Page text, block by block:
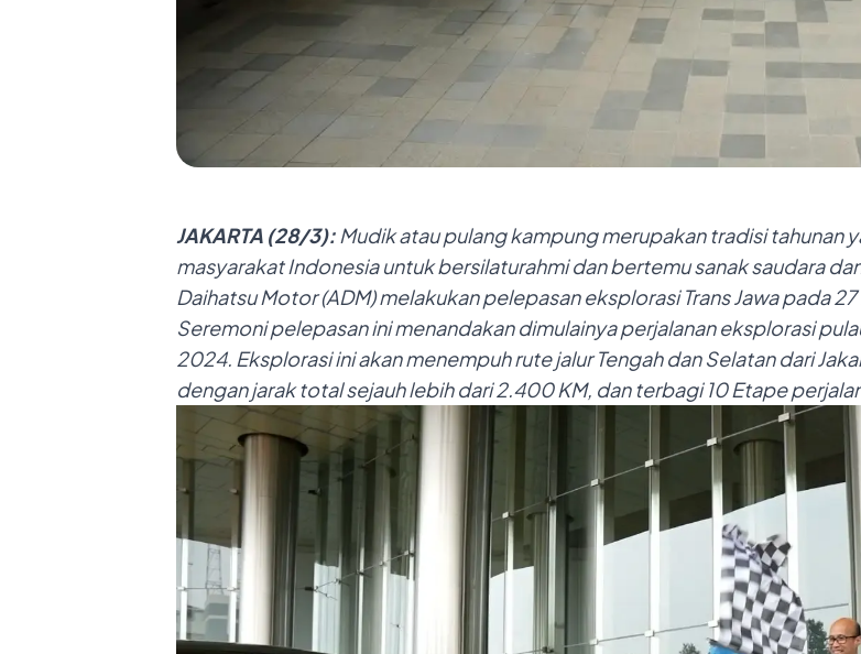
JAKARTA (28/3): Mudik atau pulang kampung merupakan tradisi
masyarakat Indonesia untuk bersilaturahmi dan bertemu sanak saudara
Daihatsu Motor (ADM)melakukan pelepasan eksplorasi Trans Jawa pada
Seremoni pelepasan inimenandakandimulainya perjalanan eksplorasi
2024. Eksplorasi ini akan menempuh rute jalur Tengah dan Selatan dari
dengan jarak total sejauh lebih dari 2.400 KM, dan terbagi 10 Etape